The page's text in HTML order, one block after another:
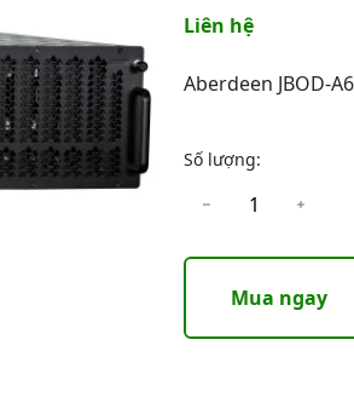
Liên hệ
Aberdeen JBOD-
Số lượng:
Mua ngay